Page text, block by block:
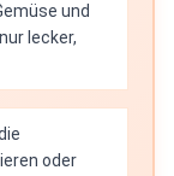
und
lecker,
oder